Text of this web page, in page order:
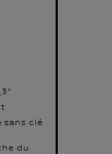
sans clé
du